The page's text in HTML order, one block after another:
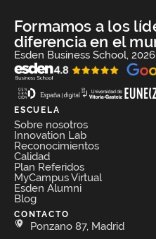
Formamos a los
diferencia en el
Esden Business School, 2026.
ESCUELA
Sobre nosotros
Innovation Lab
Reconocimientos
Calidad
Plan Referidos
MyCampus Virtual
Esden Alumni
Blog
CONTACTO
Ponzano 87, Madrid